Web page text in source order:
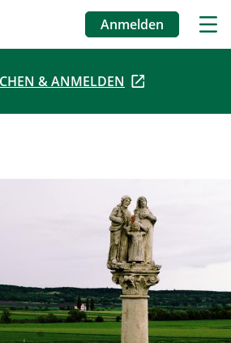
Direkt
Benutzermenü
Anmelden
& ANMELDEN